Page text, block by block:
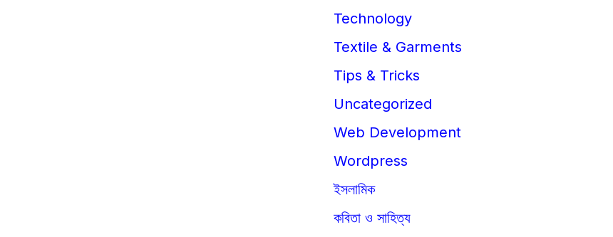
Technology
Textile & Garments
Tips & Tricks
Uncategorized
Web Development
Wordpress
ইসলামিক
কবিতা ও সাহিত্য